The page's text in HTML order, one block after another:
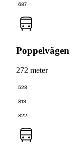
687
Poppelvägen
272 meter
528
819
822